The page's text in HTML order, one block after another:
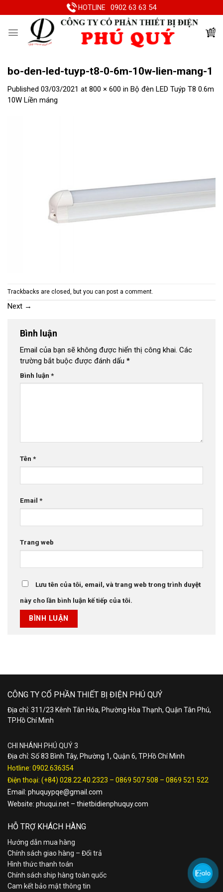
to
HOTLINE 0902 63 63 54
bo-den-led-tuyp-t8-0-6m-10w-lien-mang-1
Published 03/03/2021 at 800 × 600 in Bộ đèn LED Tuýp T8 0.6m
10W Liền máng
Trackbacks are closed, but you can post a comment.
Next →
Bình luận
Email của bạn sẽ không được hiển thị công khai. Các
trường bắt buộc được đánh dấu *
Bình luận *
Tên *
Email *
Trang web
Lưu tên của tôi, email, và trang web trong trình duyệt
này cho lần bình luận kế tiếp của tôi.
CÔNG TY CỔ PHẦN THIẾT BỊ ĐIỆN PHÚ QUÝ
Địa chỉ: 311/23 Kênh Tân Hóa, Phường Hòa Thạnh, Quận Tân Phú,
TP.Hồ Chí Minh
CHI NHÁNH PHÚ QUÝ 3
Địa chỉ: Số 83 Bình Tây, Phường 1, Quận 6, TP.Hồ Chí Minh
Hotline: 0902.636354
Điện thoại: (+84) 028.22.40.2323 – 0869 507 508 – 0869 521 522
Email: phuquypqe@gmail.com
Website: phuqui.net – thietbidienphuquy.com
HỖ TRỢ KHÁCH HÀNG
Hướng dẫn mua hàng
Chính sách giao hàng – Đổi trả
Hình thức thanh toán
Chính sách ship hàng toàn quốc
Cam kết bảo mật thông tin